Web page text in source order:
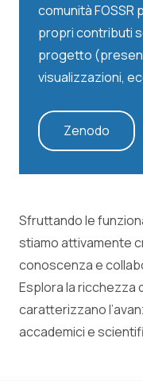
comunità
propri contributi
progetto
visualizzazioni,
Zenodo
Sfruttando le
stiamo attivamente
conoscenza e
Esplora la ricchezza
caratterizzano
accademici e